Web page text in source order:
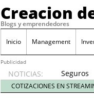
Creacion
Blogs y emprendedores
Inicio Management
Publicidad
NOTICIAS:
Seguros
de
convenio
COTIZACIONES EN